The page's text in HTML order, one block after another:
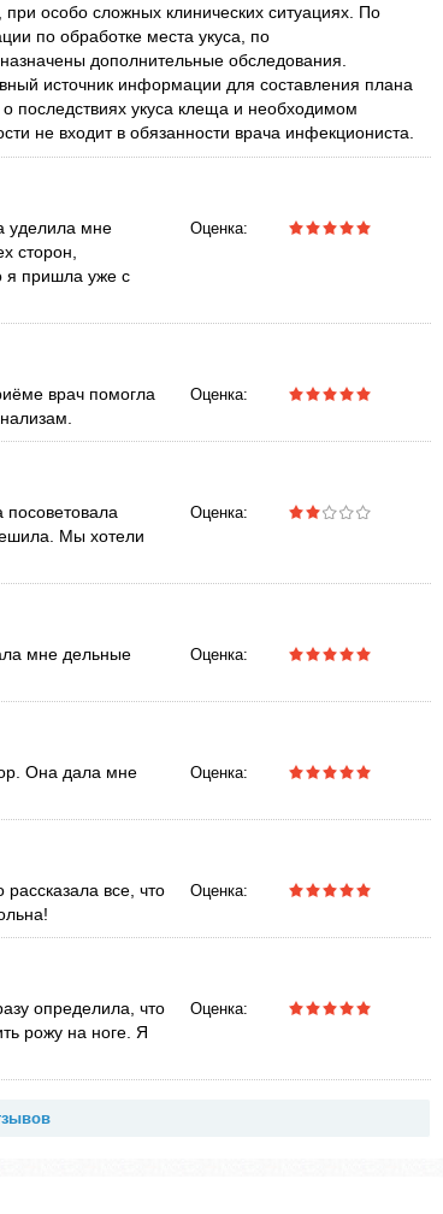
особо сложных клинических ситуациях. По
по обработке места укуса, по
дополнительные обследования.
источник информации для составления плана
последствиях укуса клеща и необходимом
не входит в обязанности врача инфекциониста.
уделила мне
сторон,
я пришла уже с
Оценка:
врач помогла
Оценка:
Мы хотели
Оценка:
мне дельные
Оценка:
Она дала мне
Оценка:
все, что
Оценка:
определила, что
рожу на ноге. Я
Оценка: